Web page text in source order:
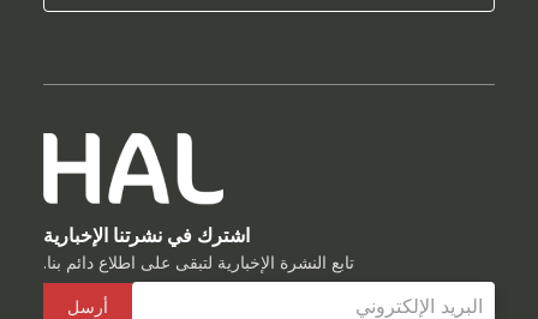
اشترك في نشرتنا الإخبارية
تابع النشرة الإخبارية لتبقى على اطلاع دائم بنا.